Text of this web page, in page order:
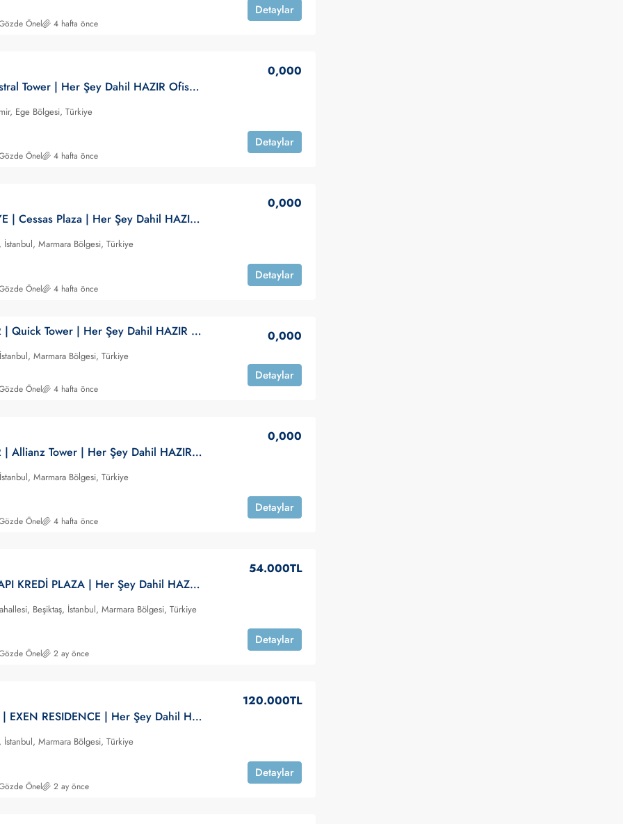
Detaylar
Önel 4 hafta önce
İzmir | Mistral Tower | Her Şey Dahil HAZIR Ofis | KİRALIK
0,000
Ege Bölgesi, Türkiye
Detaylar
Önel 4 hafta önce
ÜMRANİYE | Cessas Plaza | Her Şey Dahil HAZIR Ofis | KİRALIK
0,000
İstanbul, Marmara Bölgesi, Türkiye
Detaylar
Önel 4 hafta önce
ATAŞEHİR | Quick Tower | Her Şey Dahil HAZIR Ofis | KİRALIK 0,000
Marmara Bölgesi, Türkiye
Detaylar
Önel 4 hafta önce
ATAŞEHİR | Allianz Tower | Her Şey Dahil HAZIR Ofis | KİRALIK
0,000
Marmara Bölgesi, Türkiye
Detaylar
Önel 4 hafta önce
Levent |YAPI KREDİ PLAZA | Her Şey Dahil HAZIR Ofis | KİRALIK
54.000TL
Beşiktaş, İstanbul, Marmara Bölgesi, Türkiye
Detaylar
Önel 2 ay önce
Ümraniye | EXEN RESIDENCE | Her Şey Dahil HAZIR Ofis | KİRALIK
120.000TL
İstanbul, Marmara Bölgesi, Türkiye
Detaylar
Önel 2 ay önce